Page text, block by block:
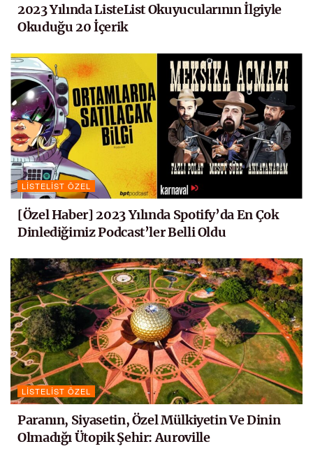
2023 Yılında ListeList Okuyucularının İlgiyle
Okuduğu 20 İçerik
LISTELIST ÖZEL
[Özel Haber] 2023 Yılında Spotify’da En Çok
Dinlediğimiz Podcast’ler Belli Oldu
LISTELIST ÖZEL
Paranın, Siyasetin, Özel Mülkiyetin Ve Dinin
Olmadığı Ütopik Şehir: Auroville